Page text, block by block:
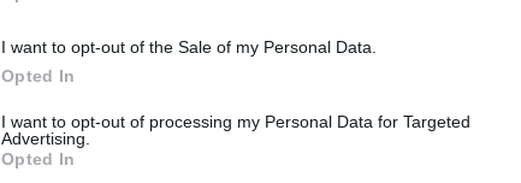
I want to opt-out of the Sale of my Personal Data.
Opted In
I want to opt-out of processing my Personal Data for Targeted
Advertising.
Opted In